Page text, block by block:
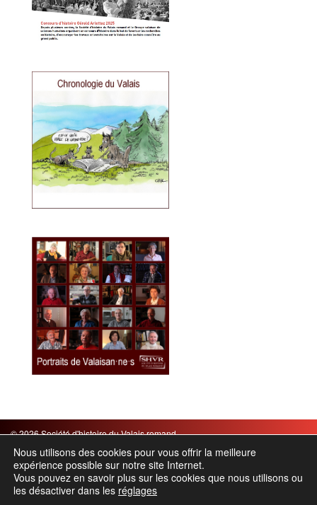
© 2026 Société d'histoire du Valais romand
Chemin des Barrières 21 – Case postale 854 – 1920 Martigny
Tel. : +41 27 565 65 24 – Email : info(@)shvr.ch
Nous utilisons des cookies pour vous offrir la meilleure
expérience possible sur notre site Internet.
Vous pouvez en savoir plus sur les cookies que nous utilisons ou
les désactiver dans les réglages